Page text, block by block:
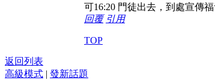
可16:20 門徒出去，到處宣傳
回覆 引用
TOP
返回列表
高級模式 | 發新話題